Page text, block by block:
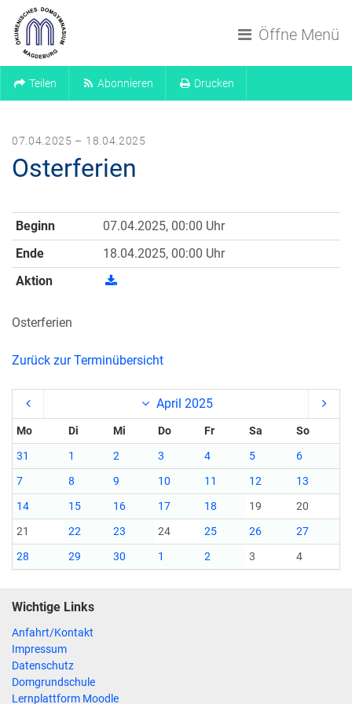
Öffne Menü
Teilen Abonnieren Drucken
07.04.2025 – 18.04.2025
Osterferien
Beginn
07.04.2025, 00:00 Uhr
Ende
18.04.2025, 00:00 Uhr
Aktion
Osterferien
Zurück zur Terminübersicht
April 2025
Mo Di Mi Do Fr Sa
So
31
1 2 3 4 5
6
7
8 9 10 11 12
13
14
15 16 17 18 19
20
21
22 23 24 25 26
27
28
29 30 1 2 3 4
Wichtige Links
Anfahrt/Kontakt
Impressum
Datenschutz
Domgrundschule
Lernplattform Moodle